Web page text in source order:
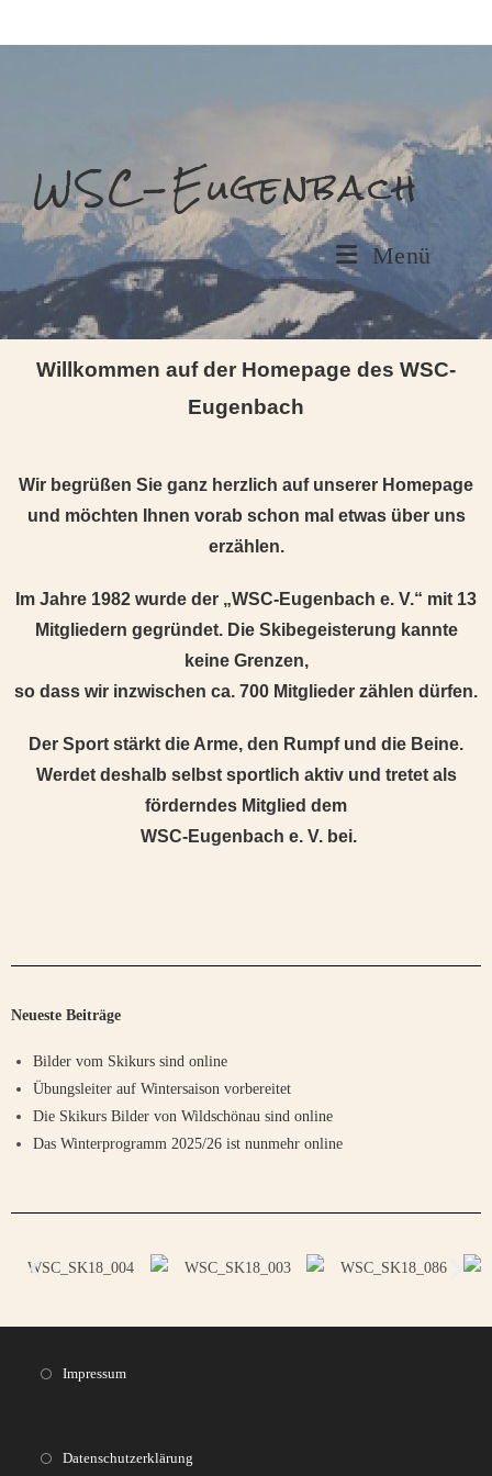
WSC-Eugenbach
Menü
Willkommen auf der Homepage des WSC-
Eugenbach
Wir begrüßen Sie ganz herzlich auf unserer Homepage
und möchten Ihnen vorab schon mal etwas über uns
erzählen.
Im Jahre 1982 wurde der „WSC-Eugenbach e. V.“ mit 13
Mitgliedern gegründet. Die Skibegeisterung kannte
keine Grenzen,
so dass wir inzwischen ca. 700 Mitglieder zählen dürfen.
Der Sport stärkt die Arme, den Rumpf und die Beine.
Werdet deshalb selbst sportlich aktiv und tretet als
förderndes Mitglied dem
WSC-Eugenbach e. V. bei.
Neueste Beiträge
Bilder vom Skikurs sind online
Übungsleiter auf Wintersaison vorbereitet
Die Skikurs Bilder von Wildschönau sind online
Das Winterprogramm 2025/26 ist nunmehr online
Impressum
Datenschutzerklärung